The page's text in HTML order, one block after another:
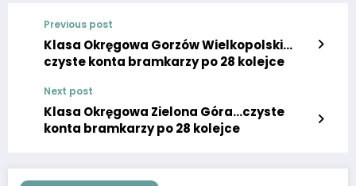
Previous post
Klasa Okręgowa Gorzów Wielkopolski…
czyste konta bramkarzy po 28 kolejce
Next post
Klasa Okręgowa Zielona Góra…czyste
konta bramkarzy po 28 kolejce